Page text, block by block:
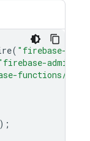
( "firebase-
admin/
functions/
);